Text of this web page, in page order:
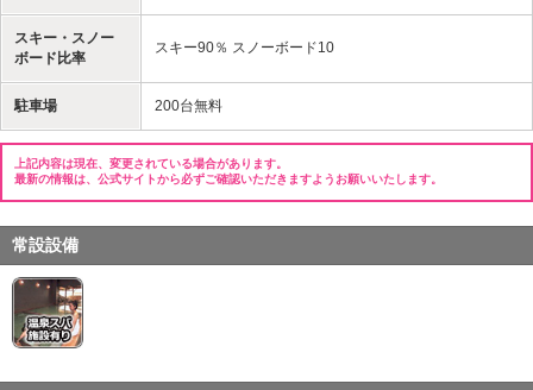
スキー・スノー
ボード比率
スキー90％ スノーボード10
駐車場 200台無料
上記内容は現在、変更されている場合があります。
最新の情報は、公式サイトから必ずご確認いただきますようお願いいたします。
常設設備